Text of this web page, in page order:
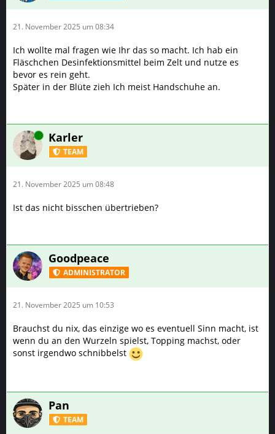
21. November 2025 um 08:34
Ich wollte mal fragen wie Ihr das so macht. Ich hab ein
Fläschchen Desinfektionsmittel beim Zelt und nutze es
bevor es rein geht.
Später in der Blüte zieh Ich meist Handschuhe an.
Online Karler
TEAM
21. November 2025 um 08:48
Ist das nicht bisschen übertrieben?
Goodpeace
ADMINISTRATOR
21. November 2025 um 10:53
Brauchst du nix, das einzige wo es eventuell Sinn macht, ist
wenn du an den Wurzeln spielst, Topping machst, oder
sonst irgendwo schnibbelst
Pan
TEAM